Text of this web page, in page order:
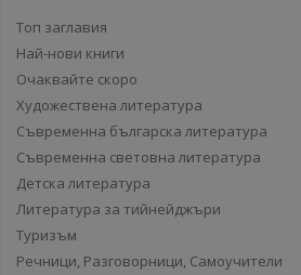
Топ заглавия
Най-нови книги
Очаквайте скоро
Художествена литература
Съвременна българска литература
Съвременна световна литература
Детска литература
Литература за тийнейджъри
Туризъм
Речници, Разговорници, Самоучители